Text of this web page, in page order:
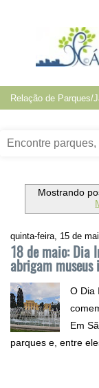
Mostrando
quinta-feira, 15 de
18 de maio: Dia
abrigam museus
O Dia
Em
parques e, entre